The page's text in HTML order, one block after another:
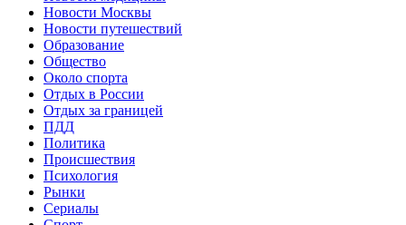
Новости Москвы
Новости путешествий
Образование
Общество
Около спорта
Отдых в России
Отдых за границей
ПДД
Политика
Происшествия
Психология
Рынки
Сериалы